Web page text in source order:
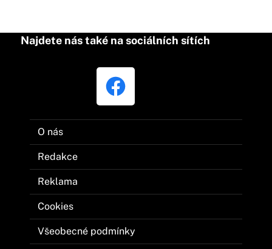
Najdete nás také na sociálních sítích
O nás
Redakce
Reklama
Cookies
Všeobecné podmínky